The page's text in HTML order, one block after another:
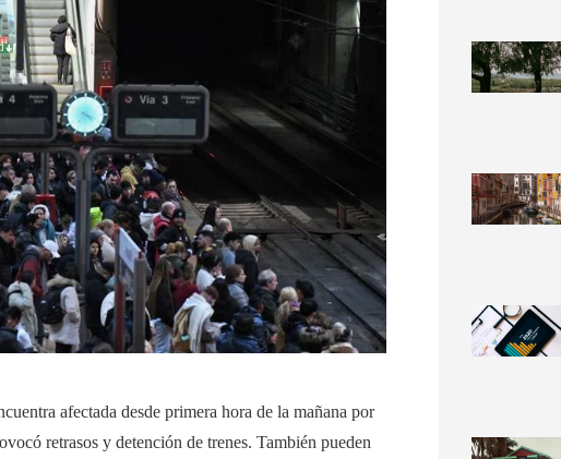
afectada desde primera hora de la mañana por
retrasos y detención de trenes. También pueden